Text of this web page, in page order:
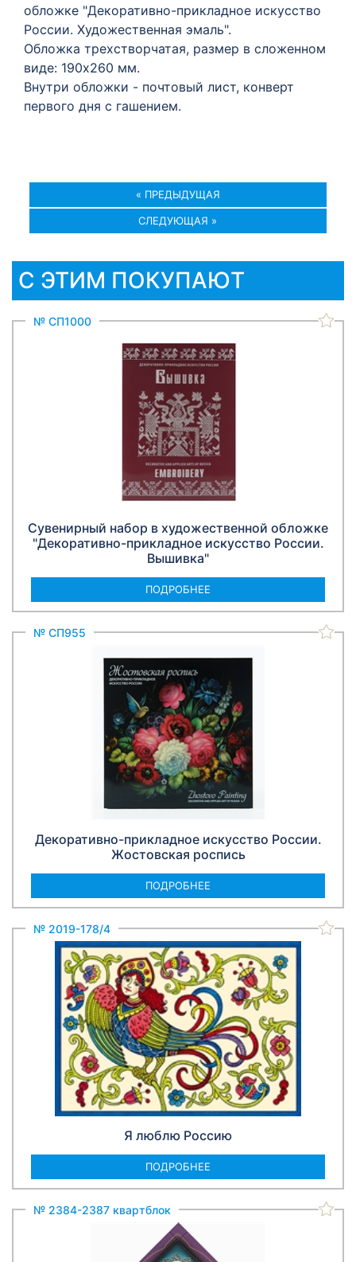
обложке "Декоративно-прикладное искусство
России. Художественная эмаль".
Обложка трехстворчатая, размер в сложенном
виде: 190х260 мм.
Внутри обложки - почтовый лист, конверт
первого дня с гашением.
« ПРЕДЫДУЩАЯ
СЛЕДУЮЩАЯ »
С ЭТИМ ПОКУПАЮТ
№ СП1000
Сувенирный набор в художественной обложке
"Декоративно-прикладное искусство России.
Вышивка"
ПОДРОБНЕЕ
№ СП955
Декоративно-прикладное искусство России.
Жостовская роспись
ПОДРОБНЕЕ
№ 2019-178/4
Я люблю Россию
ПОДРОБНЕЕ
№ 2384-2387 квартблок